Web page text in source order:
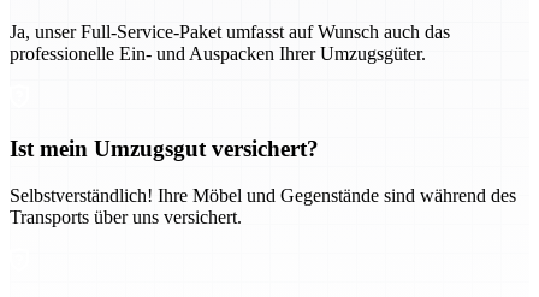
Ja, unser Full-Service-Paket umfasst auf Wunsch auch das
professionelle Ein- und Auspacken Ihrer Umzugsgüter.
Ist mein Umzugsgut versichert?
Selbstverständlich! Ihre Möbel und Gegenstände sind während des
Transports über uns versichert.